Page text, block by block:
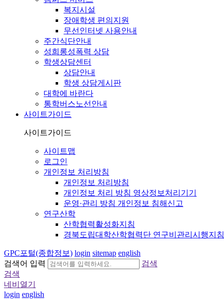
복지시설
장애학생 편의지원
무선인터넷 사용안내
주간식단안내
성희롱성폭력 상담
학생상담센터
상담안내
학생 상담게시판
대학에 바란다
통학버스노선안내
사이트가이드
사이트가이드
사이트맵
로그인
개인정보 처리방침
개인정보 처리방침
개인정보 처리 방침 영상정보처리기기
운영·관리 방침 개인정보 침해신고
연구산학
산학협력활성화지침
경북도립대학산학협력단 연구비관리시행지침
GPC포털(종합정보) login sitemap english
검색어 입력
검색
검색
네비열기
login english